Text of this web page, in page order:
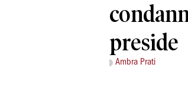
preside
Ambra Prati